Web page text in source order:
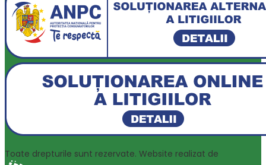
Toate drepturile sunt rezervate. Website realizat de